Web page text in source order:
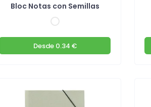
Bloc Notas con Semillas
Desde0.34 €